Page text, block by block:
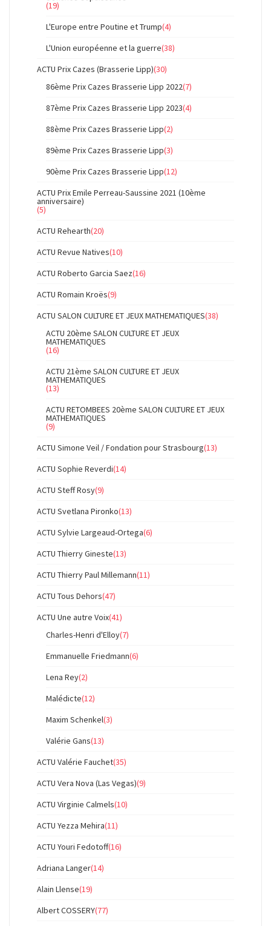
(19)
L'Europe entre Poutine et Trump(4)
L'Union européenne et la guerre(38)
ACTU Prix Cazes (Brasserie Lipp)(30)
86ème Prix Cazes Brasserie Lipp 2022(7)
87ème Prix Cazes Brasserie Lipp 2023(4)
88ème Prix Cazes Brasserie Lipp(2)
89ème Prix Cazes Brasserie Lipp(3)
90ème Prix Cazes Brasserie Lipp(12)
ACTU Prix Emile Perreau-Saussine 2021 (10ème
anniversaire)
(5)
ACTU Rehearth(20)
ACTU Revue Natives(10)
ACTU Roberto Garcia Saez(16)
ACTU Romain Kroës(9)
ACTU SALON CULTURE ET JEUX MATHEMATIQUES(38)
ACTU 20ème SALON CULTURE ET JEUX
MATHEMATIQUES
(16)
ACTU 21ème SALON CULTURE ET JEUX
MATHEMATIQUES
(13)
ACTU RETOMBEES 20ème SALON CULTURE ET JEUX
MATHEMATIQUES
(9)
ACTU Simone Veil / Fondation pour Strasbourg(13)
ACTU Sophie Reverdi(14)
ACTU Steff Rosy(9)
ACTU Svetlana Pironko(13)
ACTU Sylvie Largeaud-Ortega(6)
ACTU Thierry Gineste(13)
ACTU Thierry Paul Millemann(11)
ACTU Tous Dehors(47)
ACTU Une autre Voix(41)
Charles-Henri d'Elloy(7)
Emmanuelle Friedmann(6)
Lena Rey(2)
Malédicte(12)
Maxim Schenkel(3)
Valérie Gans(13)
ACTU Valérie Fauchet(35)
ACTU Vera Nova (Las Vegas)(9)
ACTU Virginie Calmels(10)
ACTU Yezza Mehira(11)
ACTU Youri Fedotoff(16)
Adriana Langer(14)
Alain Llense(19)
Albert COSSERY(77)